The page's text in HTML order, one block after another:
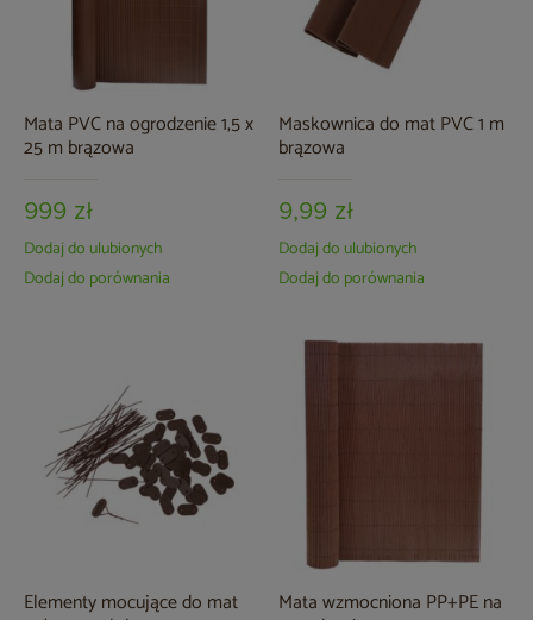
Mata PVC na ogrodzenie 1,5 x
25 m brązowa
999 zł
Dodaj do ulubionych
Dodaj do porównania
Maskownica do mat PVC 1 m
brązowa
9,99 zł
Dodaj do ulubionych
Dodaj do porównania
Elementy mocujące do mat Mata wzmocniona PP+PE na